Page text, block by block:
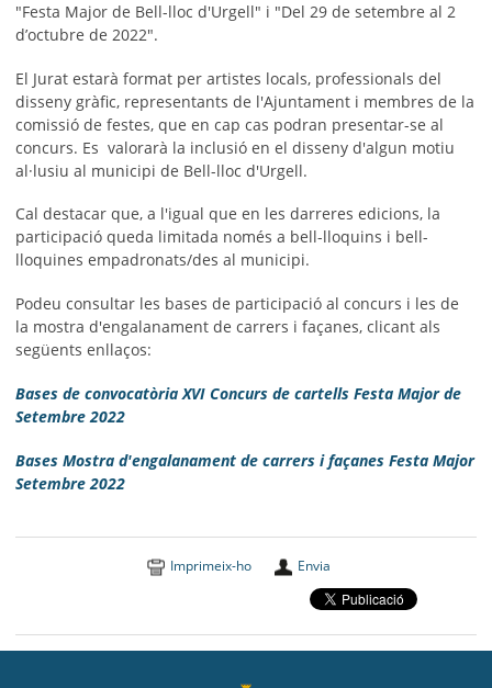
"Festa Major de Bell-lloc d'Urgell" i "Del 29 de setembre al 2
d’octubre de 2022".
El Jurat estarà format per artistes locals, professionals del
disseny gràfic, representants de l'Ajuntament i membres de la
comissió de festes, que en cap cas podran presentar-se al
concurs. Es valorarà la inclusió en el disseny d'algun motiu
al·lusiu al municipi de Bell-lloc d'Urgell.
Cal destacar que, a l'igual que en les darreres edicions, la
participació queda limitada només a bell-lloquins i bell-
lloquines empadronats/des al municipi.
Podeu consultar les bases de participació al concurs i les de
la mostra d'engalanament de carrers i façanes, clicant als
següents enllaços:
Bases de convocatòria XVI Concurs de cartells Festa Major de
Setembre 2022
Bases Mostra d'engalanament de carrers i façanes Festa Major
Setembre 2022
Imprimeix-ho Envia